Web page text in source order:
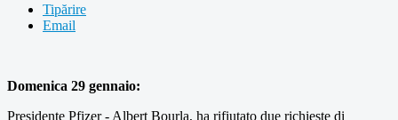
Tipărire
Email
Domenica 29 gennaio:
Presidente Pfizer - Albert Bourla, ha rifiutato due richieste di